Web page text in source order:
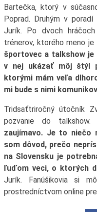
Bartečka, ktorý v
Poprad. Druhým v
Jurík. Po dvoch
trénerov, ktorého meno
športovec a talkshow je
v nej ukázať môj štýl
ktorými mám veľa
mi bude s nimi
Tridsaťtriročný útočník
pozvanie do talkshow.
zaujímavo. Je to niečo
som dôvod, prečo
na Slovensku je
ľuďom veci, o ktorých
Jurík. Fanúšikovia si
prostredníctvom online